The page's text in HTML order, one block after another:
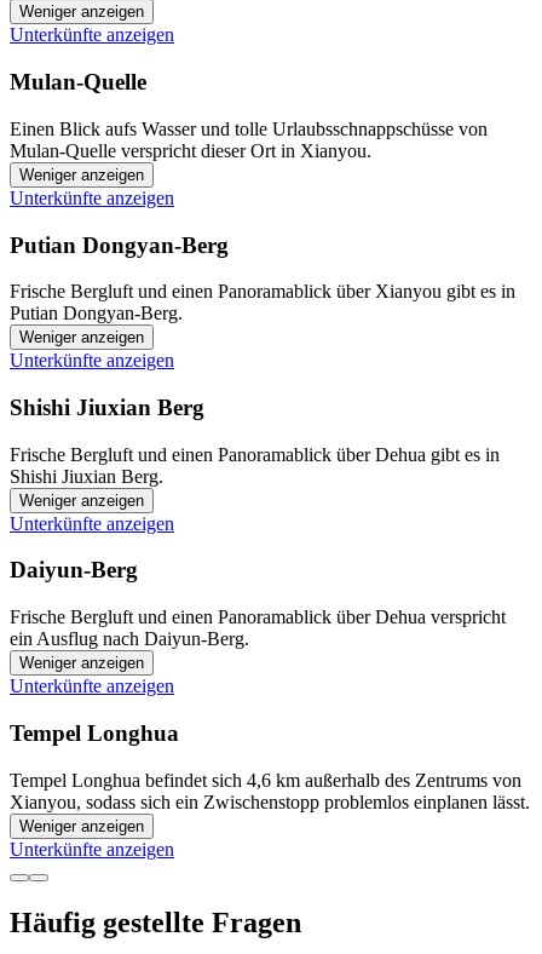
Weniger anzeigen
Unterkünfte anzeigen
Mulan-Quelle
Einen Blick aufs Wasser und tolle Urlaubsschnappschüsse von
Mulan-Quelle verspricht dieser Ort in Xianyou.
Weniger anzeigen
Unterkünfte anzeigen
Putian Dongyan-Berg
Frische Bergluft und einen Panoramablick über Xianyou gibt es in
Putian Dongyan-Berg.
Weniger anzeigen
Unterkünfte anzeigen
Shishi Jiuxian Berg
Frische Bergluft und einen Panoramablick über Dehua gibt es in
Shishi Jiuxian Berg.
Weniger anzeigen
Unterkünfte anzeigen
Daiyun-Berg
Frische Bergluft und einen Panoramablick über Dehua verspricht
ein Ausflug nach Daiyun-Berg.
Weniger anzeigen
Unterkünfte anzeigen
Tempel Longhua
Tempel Longhua befindet sich 4,6 km außerhalb des Zentrums von
Xianyou, sodass sich ein Zwischenstopp problemlos einplanen lässt.
Weniger anzeigen
Unterkünfte anzeigen
Häufig gestellte Fragen